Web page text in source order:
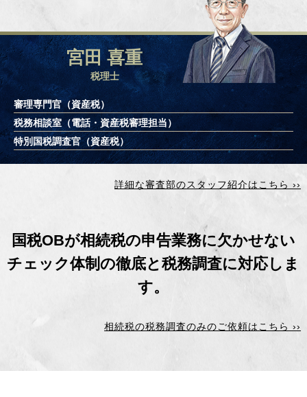
宮田 喜重
税理士
審理専門官（資産税）
税務相談室（電話・資産税審理担当）
特別国税調査官（資産税）
詳細な審査部のスタッフ紹介はこちら ››
国税OBが相続税の申告業務に欠かせない
チェック体制の徹底と税務調査に対応しま
す。
相続税の税務調査のみのご依頼はこちら ››